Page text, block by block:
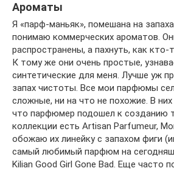
Ароматы
Я «парф-маньяк», помешана на
понимаю коммерческих ароматов.
распространены, а пахнуть, как кто-
К тому же они очень простые,
синтетические для меня. Лучше уж
запах чистоты. Все мои парфюмы
сложные, ни на что не похожие. В
что парфюмер подошел к созданию
коллекции есть Artisan Parfumeur,
обожаю их линейку с запахом фиги
самый любимый парфюм на
Kilian Good Girl Gone Bad. Еще часто